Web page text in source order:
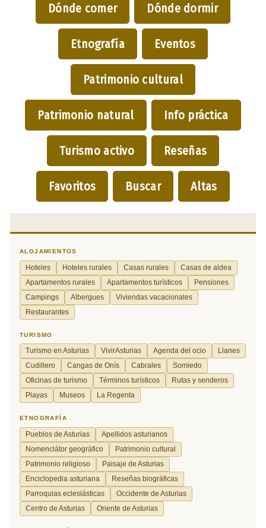
Dónde comer Dónde dormir
Etnografía Eventos
Patrimonio cultural
Patrimonio natural Info práctica
Turismo activo Reseñas
Favoritos Buscar Altas